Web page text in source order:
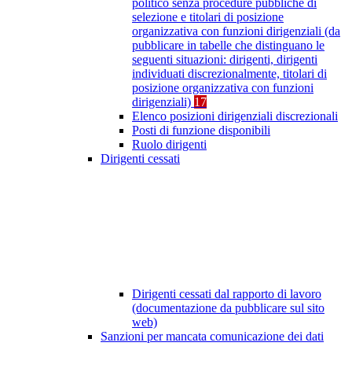
politico senza procedure pubbliche di
selezione e titolari di posizione
organizzativa con funzioni dirigenziali (da
pubblicare in tabelle che distinguano le
seguenti situazioni: dirigenti, dirigenti
individuati discrezionalmente, titolari di
posizione organizzativa con funzioni
dirigenziali) 17
Elenco posizioni dirigenziali discrezionali
Posti di funzione disponibili
Ruolo dirigenti
Dirigenti cessati
Dirigenti cessati dal rapporto di lavoro
(documentazione da pubblicare sul sito
web)
Sanzioni per mancata comunicazione dei dati